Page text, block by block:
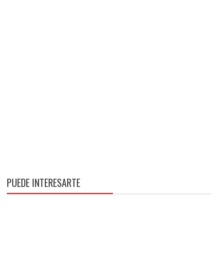
PUEDE INTERESARTE